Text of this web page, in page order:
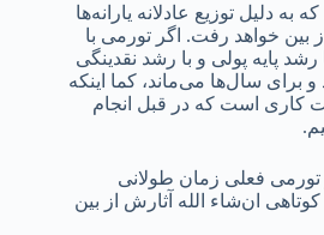
به دلیل توزیع عادلانه یارانه‌ها
خواهد رفت. اگر تورمی با
پایه پولی و با رشد نقدینگی
و برای سال‌ها می‌ماند، کما اینکه
کاری است که در قبل انجام
فعلی زمان طولانی
ان‌شاء الله آثارش از بین